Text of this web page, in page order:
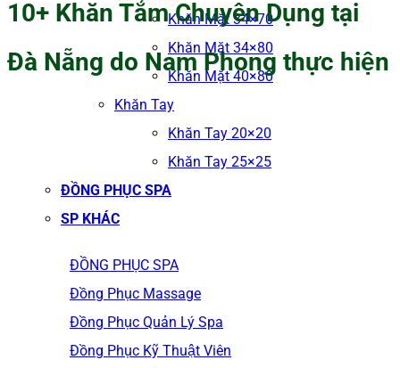
Khăn Mặt 34×70
Khăn Mặt 34×80
Khăn Mặt 40×80
Khăn Tay
Khăn Tay 20×20
Khăn Tay 25×25
ĐỒNG PHỤC SPA
SP KHÁC
ĐỒNG PHỤC SPA
Đồng Phục Massage
Đồng Phục Quản Lý Spa
Đồng Phục Kỹ Thuật Viên
10+ Khăn Tắm Chuyên Dụng tại
Đà Nẵng do Nam Phong thực hiện